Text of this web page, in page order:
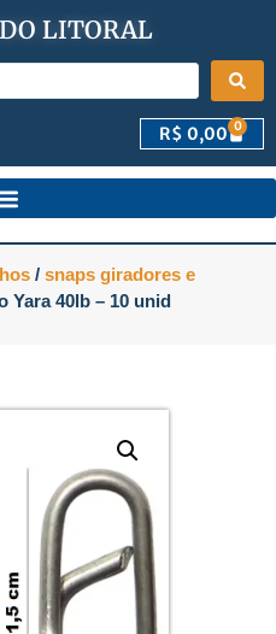
LITORAL
R$ 0,00 0
/ snaps giradores e
Yara 40lb – 10 unid